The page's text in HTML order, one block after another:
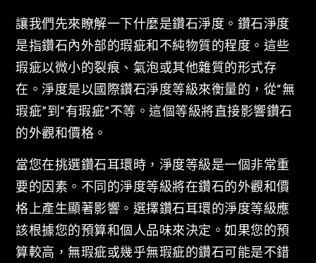
讓我們先來瞭解一下什麼是鑽石淨度。鑽石淨度
是指鑽石內外部的瑕疵和不純物質的程度。這些
瑕疵以微小的裂痕、氣泡或其他雜質的形式存
在。淨度是以國際鑽石淨度等級來衡量的，從“無
瑕疵”到“有瑕疵”不等。這個等級將直接影響鑽石
的外觀和價格。
當您在挑選鑽石耳環時，淨度等級是一個非常重
要的因素。不同的淨度等級將在鑽石的外觀和價
格上產生顯著影響。選擇鑽石耳環的淨度等級應
該根據您的預算和個人品味來決定。如果您的預
算較高，無瑕疵或幾乎無瑕疵的鑽石可能是不錯